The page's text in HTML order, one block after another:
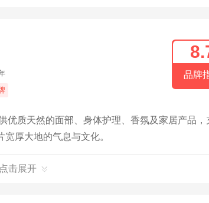
品牌
优质天然的面部、身体护理、香氛及家居产品，
厚大地的气息与文化。
击展开